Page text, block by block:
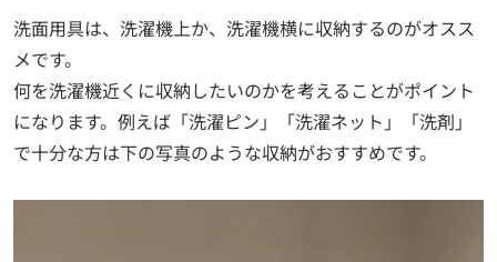
洗面用具は、洗濯機上か、洗濯機横に収納するのがオスス
メです。
何を洗濯機近くに収納したいのかを考えることがポイント
になります。例えば「洗濯ピン」「洗濯ネット」「洗剤」
で十分な方は下の写真のような収納がおすすめです。